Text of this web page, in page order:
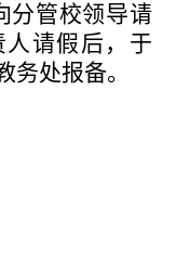
分管校领导请
请假后，于
务处报备。